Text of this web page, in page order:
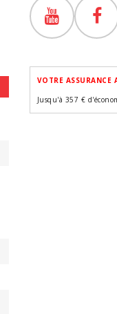
VOTRE ASSURANCE
Jusqu'à 357 €